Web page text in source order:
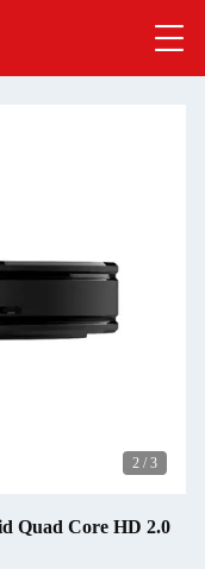
2 / 3
Quad Core HD 2.0